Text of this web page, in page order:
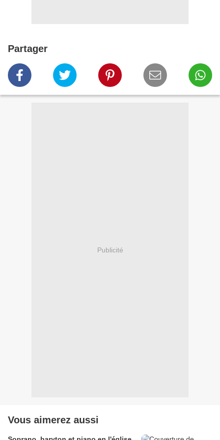
Partager
Publicité
Vous aimerez aussi